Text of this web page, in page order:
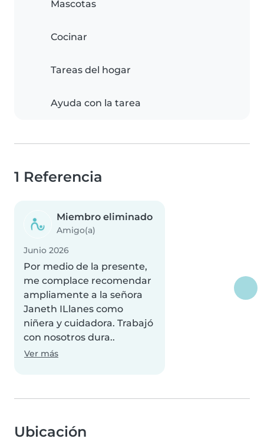
Mascotas
Cocinar
Tareas del hogar
Ayuda con la tarea
1 Referencia
Miembro eliminado
Amigo(a)
Junio 2026
Por medio de la presente,
me complace recomendar
ampliamente a la señora
Janeth ILlanes como
niñera y cuidadora. Trabajó
con nosotros dura..
Ver más
Ubicación